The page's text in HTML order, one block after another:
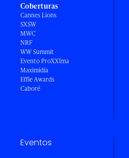
Coberturas
Cannes Lions
SXSW
MWC
NRF
WW Summit
Evento ProXXIma
Maximídia
Effie Awards
Caboré
Eventos